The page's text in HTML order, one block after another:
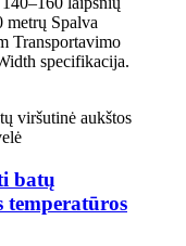
Spalva
Transportavimo
specifikacija.
batų
temperatūros